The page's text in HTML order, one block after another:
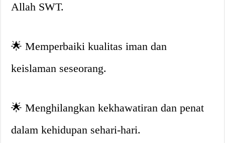
Allah SWT.
🌟 Memperbaiki kualitas iman dan
keislaman seseorang.
🌟 Menghilangkan kekhawatiran dan penat
dalam kehidupan sehari-hari.